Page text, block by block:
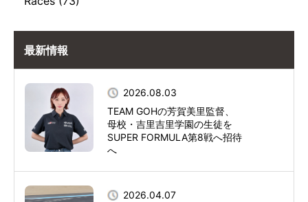
最新情報
2026.08.03
TEAM GOHの芳賀美里監督、
母校・吉里吉里学園の生徒を
SUPER FORMULA第8戦へ招待
へ
2026.04.07